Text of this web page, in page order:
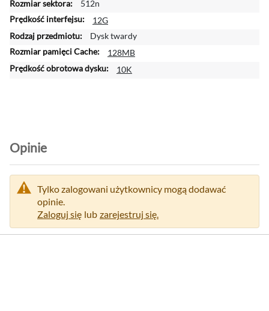
i
512n
12G
Dysk twardy
128MB
10K
Opinie
Tylko zalogowani użytkownicy mogą dodawać
opinie.
Zaloguj się lub zarejestruj się.